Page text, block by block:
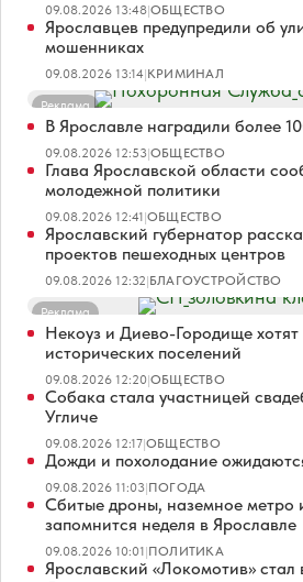
09.08.2026 13:48|ОБЩЕСТВО
Ярославцев предупредили об
мошенниках
09.08.2026 13:14|КРИМИНАЛ
Реклама
В Ярославле наградили более
09.08.2026 12:53|ОБЩЕСТВО
Глава Ярославской области
молодежной политики
09.08.2026 12:41|ОБЩЕСТВО
Ярославский губернатор
проектов пешеходных центров
09.08.2026 12:32|БЛАГОУСТРОЙСТВО
Реклама
Некоуз и Диево-Городище хотят
исторических поселений
09.08.2026 12:20|ОБЩЕСТВО
Собака стала участницей
Угличе
09.08.2026 12:17|ОБЩЕСТВО
Дожди и похолодание
09.08.2026 11:03|ПОГОДА
Сбитые дроны, наземное метро
запомнится неделя в Ярославле
09.08.2026 10:01|ПОЛИТИКА
Ярославский «Локомотив»